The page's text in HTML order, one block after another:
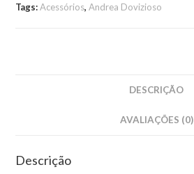
Tags:Acessórios,Andrea Dovizioso
DESCRIÇÃO
AVALIAÇÕES (0)
Descrição